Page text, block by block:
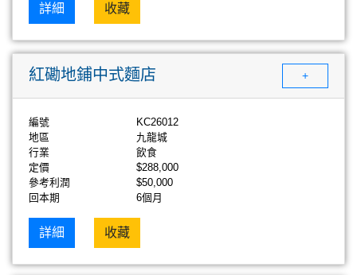
詳細 收藏
紅磡地鋪中式麵店 +
編號
KC26012
地區
九龍城
行業
飲食
定價
$288,000
參考利潤
$50,000
回本期
6個月
詳細 收藏